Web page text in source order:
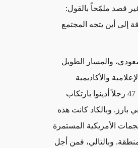
قصد ملمّحاً بالقول:
إلى أين يتجه المجتمع
والمسار الطويل
والأكاديمية
والخاصة الشرسة للحكومة الأمريكية على قيام المملكة مؤخراً بإعدام 47 رجلاً أدينوا بارتكاب
بارز. وبالكاد كانت هذه
الأمريكية المستمرة
وبالتالي، فمن أجل